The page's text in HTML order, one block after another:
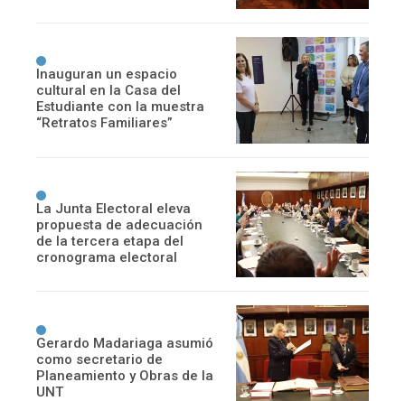
Inauguran un espacio
cultural en la Casa del
Estudiante con la muestra
“Retratos Familiares”
La Junta Electoral eleva
propuesta de adecuación
de la tercera etapa del
cronograma electoral
Gerardo Madariaga asumió
como secretario de
Planeamiento y Obras de la
UNT